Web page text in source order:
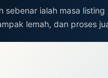
sebenar ialah masa
lemah, dan proses